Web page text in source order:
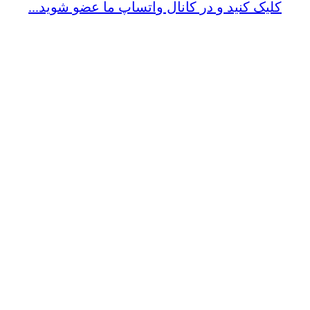
کلیک کنید و در کانال واتساپ ما عضو شوید...